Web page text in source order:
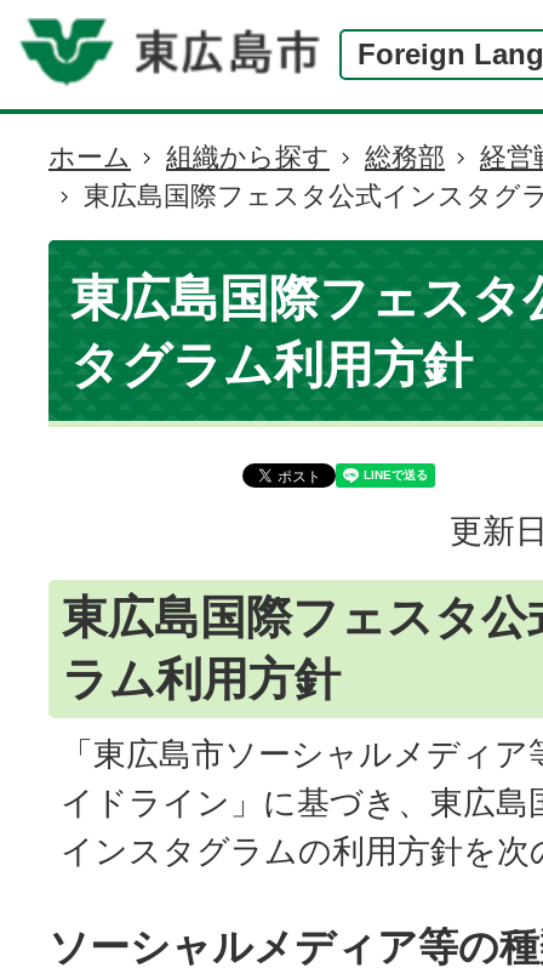
Foreign
現
在
の
位
置
ホーム 組織から探す 総務部
経営
東広島国際フェスタ公式インスタグ
東広島国際フェスタ
タグラム利用方針
更新
東広島国際フェスタ
ラム利用方針
「東広島市ソーシャルメディ
イドライン」に基づき、東広島
インスタグラムの利用方針を
ソーシャルメディア等の